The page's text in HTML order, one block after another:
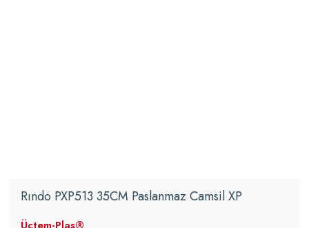
Rındo PXP513 35CM Paslanmaz Camsil XP